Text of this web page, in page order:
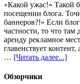
«Какой ужас!» Такой
посещении блога.
баннеров?!» Если
частности, то что там
аренду рекламное
главенствует
… [Читать далее...]
Обзорчики